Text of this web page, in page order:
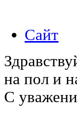
Сайт
на пол и
С